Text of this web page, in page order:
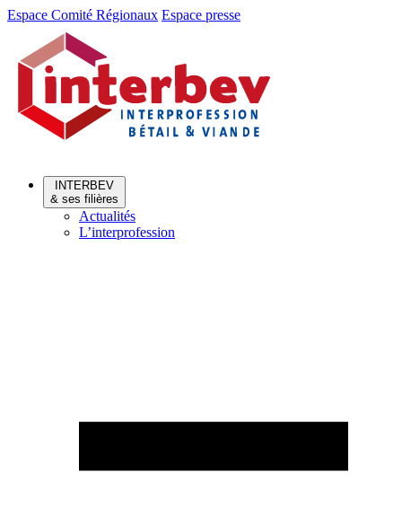
Aller
Aller
contenu
Espace Comité Régionaux Espace presse
INTERBEV
& ses filières
Actualités
L’interprofession